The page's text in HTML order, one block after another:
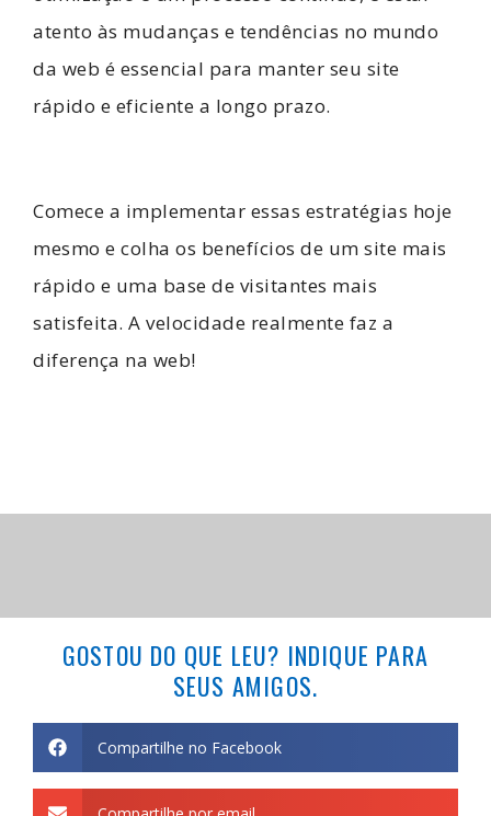
atento às mudanças e tendências no mundo
da web é essencial para manter seu site
rápido e eficiente a longo prazo.
Comece a implementar essas estratégias hoje
mesmo e colha os benefícios de um site mais
rápido e uma base de visitantes mais
satisfeita. A velocidade realmente faz a
diferença na web!
GOSTOU DO QUE LEU? INDIQUE PARA
SEUS AMIGOS.
Compartilhe no Facebook